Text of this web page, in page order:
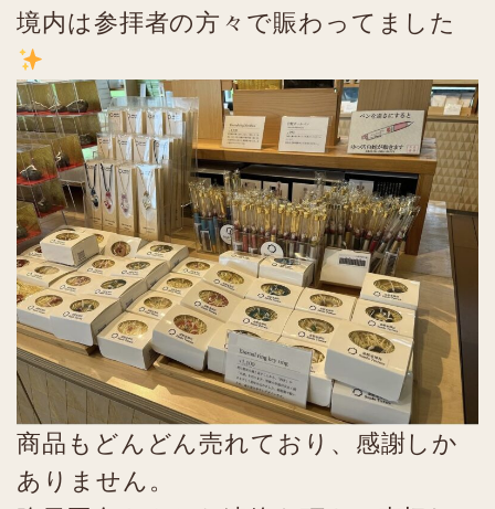
境内は参拝者の方々で賑わってました
商品もどんどん売れており、感謝しか
ありません。